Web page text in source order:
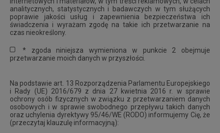
analitycznych, statystycznych i badawczych w tym służących
poprawie jakości usług i zapewnienia bezpieczeństwa ich
świadczenia i wyrażam zgodę na takie ich przetwarzanie na
czas nieokreślony.
* zgoda niniejsza wymieniona w punkcie 2 obejmuje
przetwarzanie moich danych w przyszłości.
Na podstawie art. 13 Rozporządzenia Parlamentu Europejskiego
i Rady (UE) 2016/679 z dnia 27 kwietnia 2016 r. w sprawie
ochrony osób fizycznych w związku z przetwarzaniem danych
osobowych i w sprawie swobodnego przepływu takich danych
oraz uchylenia dyrektywy 95/46/WE (RODO) informujemy Cię, że
(przeczytaj klauzulę informacyjną):